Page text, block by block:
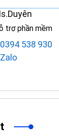
trợ phần mềm
0394 538 930
Zalo